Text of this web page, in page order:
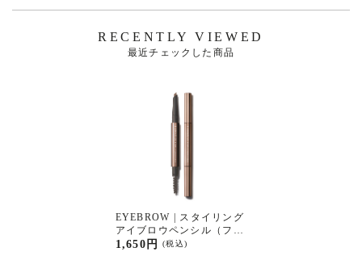
RECENTLY VIEWED
最近チェックした商品
EYEBROW | スタイリング
アイブロウペンシル（フラ
ット） ０２(税込)
1,650円